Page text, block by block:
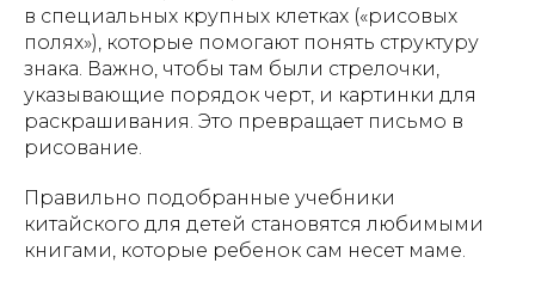
в специальных крупных клетках («рисовых
полях»), которые помогают понять структуру
знака. Важно, чтобы там были стрелочки,
указывающие порядок черт, и картинки для
раскрашивания. Это превращает письмо в
рисование.
Правильно подобранные учебники
китайского для детей становятся любимыми
книгами, которые ребенок сам несет маме.